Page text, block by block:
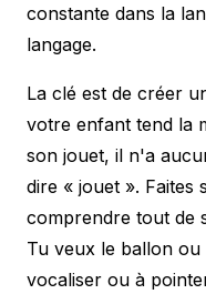
constante dans la
langage.
La clé est de créer
votre enfant tend la
son jouet, il n'a
dire « jouet ». Faites
comprendre tout de
Tu veux le ballon
vocaliser ou à